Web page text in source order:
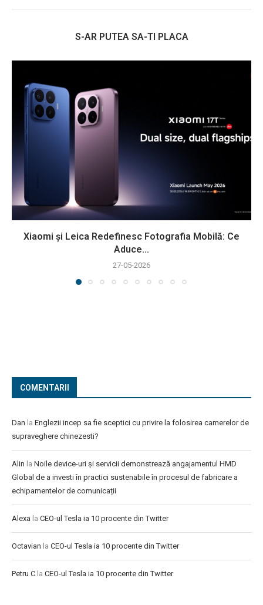
S-AR PUTEA SA-TI PLACA
Xiaomi și Leica Redefinesc Fotografia Mobilă: Ce
Aduce...
27-05-2026
COMENTARII
Dan la Englezii incep sa fie sceptici cu privire la folosirea camerelor de
supraveghere chinezesti?
Alin la Noile device-uri și servicii demonstrează angajamentul HMD
Global de a investi în practici sustenabile în procesul de fabricare a
echipamentelor de comunicații
Alexa la CEO-ul Tesla ia 10 procente din Twitter
Octavian la CEO-ul Tesla ia 10 procente din Twitter
Petru C la CEO-ul Tesla ia 10 procente din Twitter